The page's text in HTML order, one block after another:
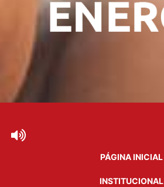
PÁGINA INICIAL
INSTITUCIONAL